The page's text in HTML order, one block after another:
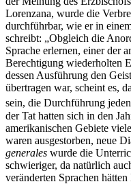
Lorenzana, wurde die
durchführbar, wie er in
schreibt: „Obgleich die
Sprache erlernen, einer der
Berechtigung wiederholten
dessen Ausführung den
übertragen war, scheint es,
sein, die Durchführung
der Tat hatten sich in den
amerikanischen Gebiete
waren ausgestorben, neue
generales wurde die
schwieriger, da natürlich
veränderten Sprachen hätten